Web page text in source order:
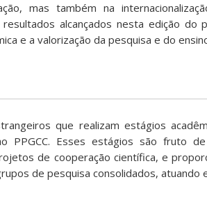
mas também na
resultados alcançados nesta edição do
e a valorização da pesquisa e do
que realizam estágios
PPGCC. Esses estágios são fruto de
de cooperação científica, e
de pesquisa consolidados, atuando